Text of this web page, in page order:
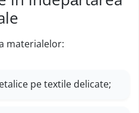
materialelor:
pe textile delicate;